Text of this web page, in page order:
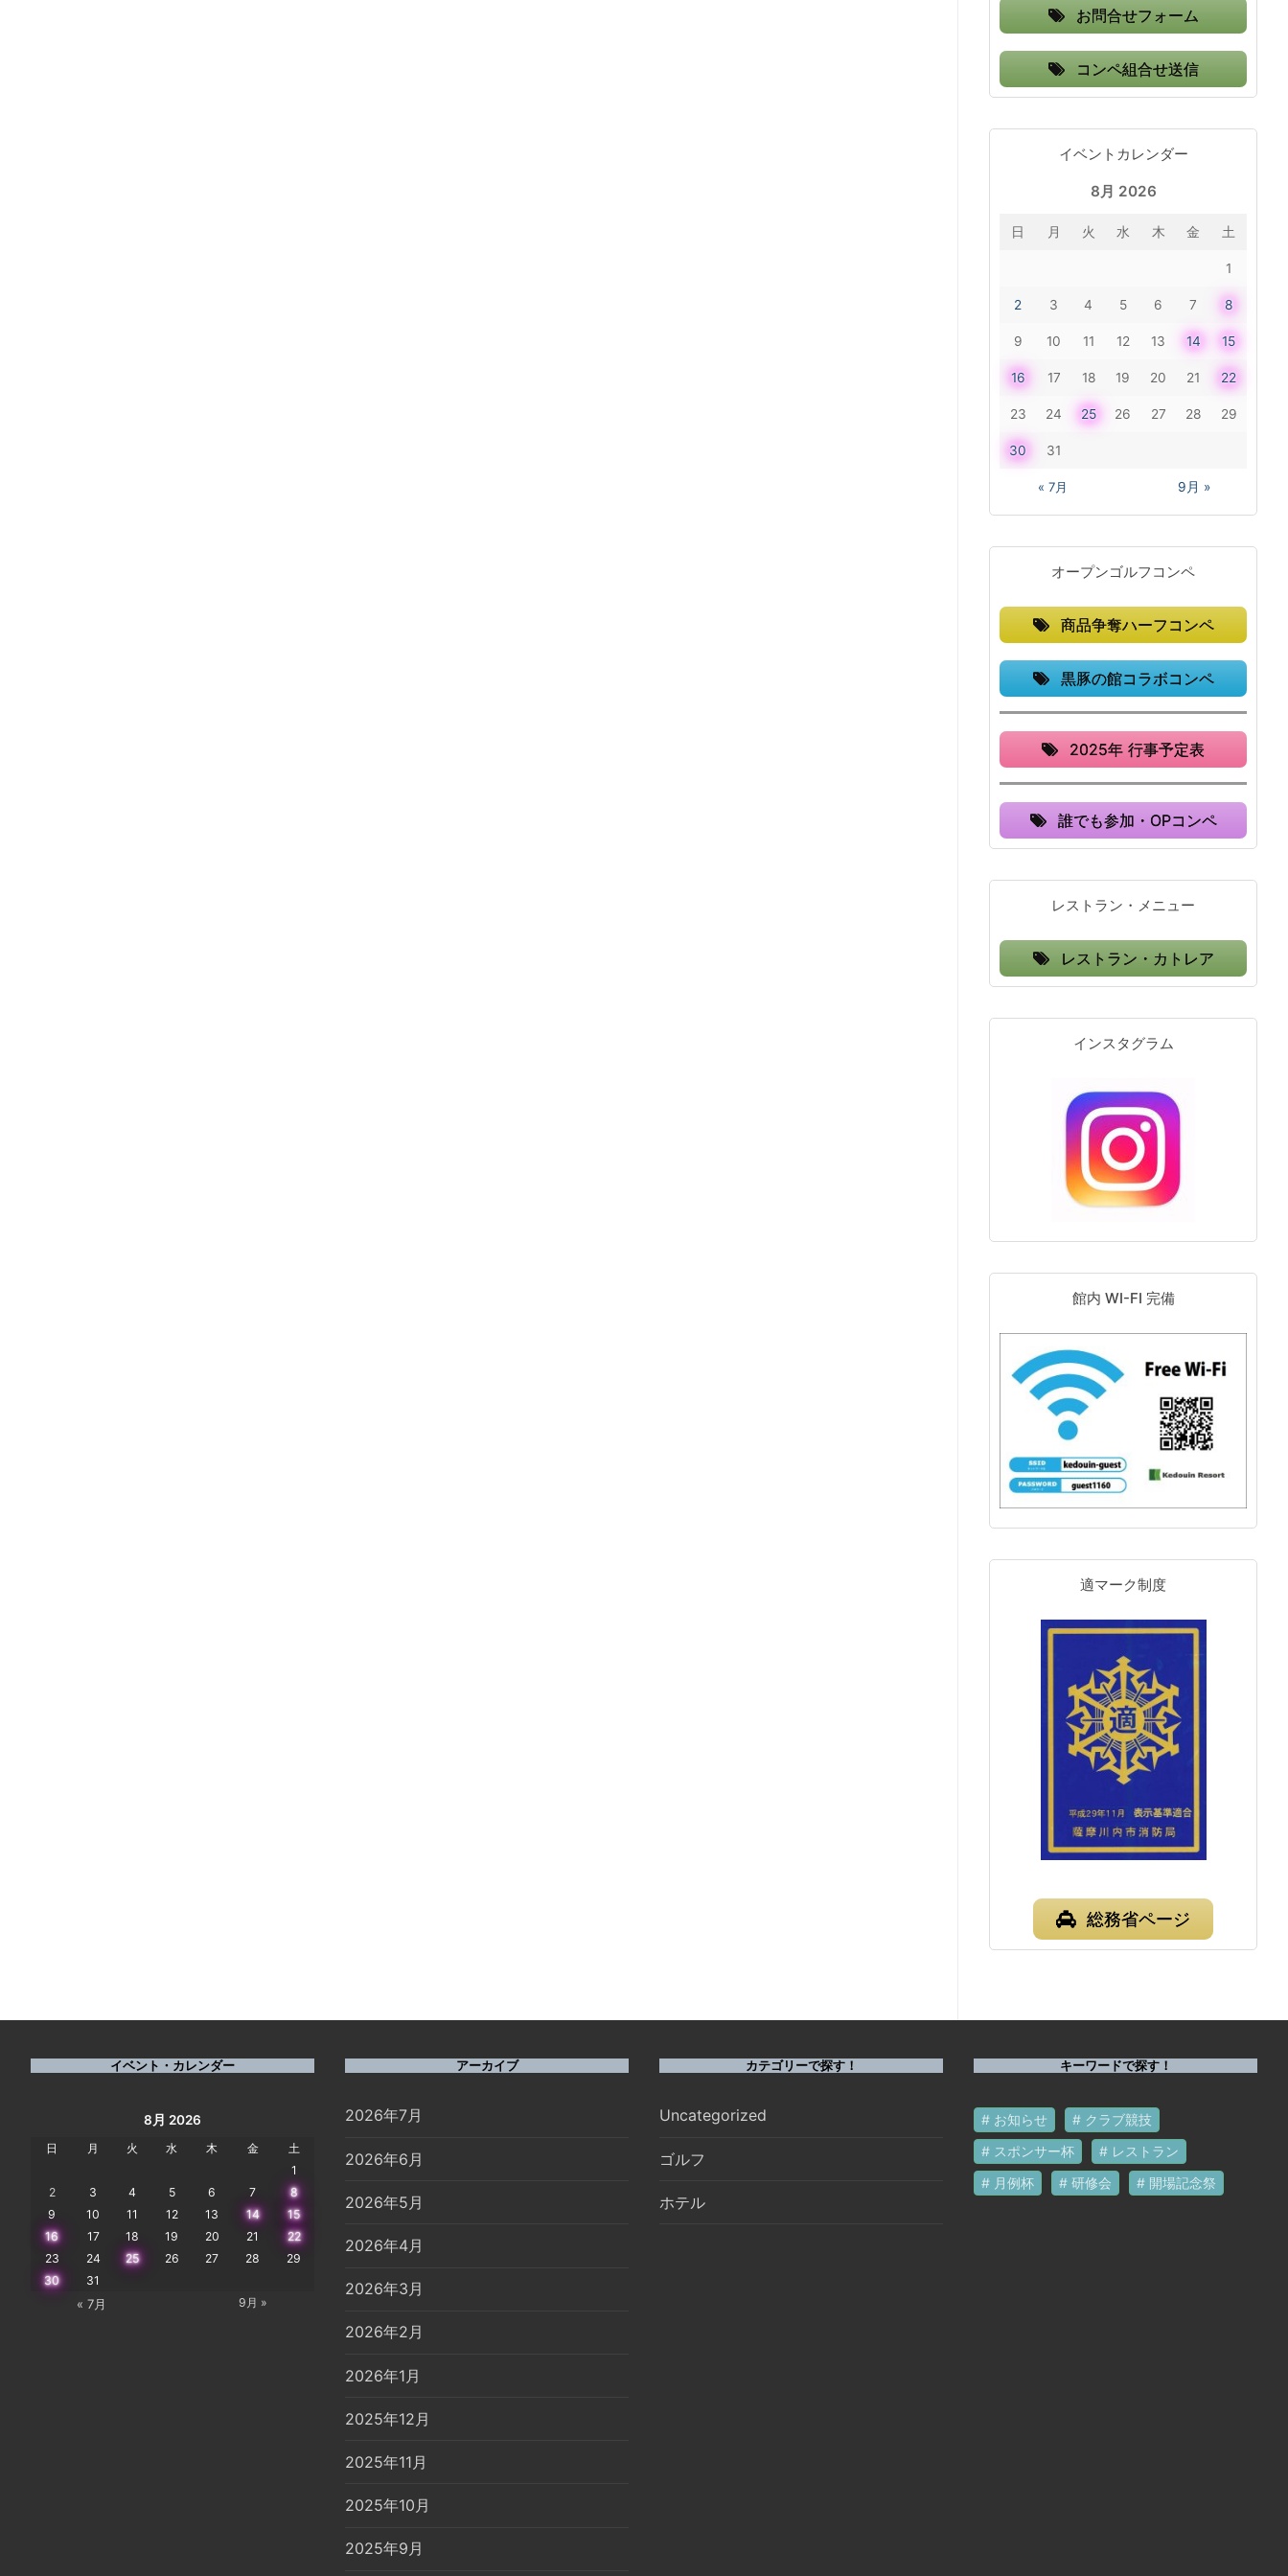
お問合せフォーム
コンペ組合せ送信
イベントカレンダー
8月 2026
日 月 火 水 木 金 土
1
2 3 4 5 6 7 8
9 10 11 12 13 14 15
16 17 18 19 20 21 22
23 24 25 26 27 28 29
30 31
« 7月 9月 »
オープンゴルフコンペ
商品争奪ハーフコンペ
黒豚の館コラボコンペ
2025年 行事予定表
誰でも参加・OPコンペ
レストラン・メニュー
レストラン・カトレア
インスタグラム
館内 WI-FI 完備
適マーク制度
総務省ページ
イベント・カレンダー
8月 2026
日 月 火 水 木 金
土
1
2
3 4 5 6 7
8
9
10 11 12 13 14
15
16
17 18 19 20 21
22
23
24 25 26 27 28
29
30
31
« 7月 9月 »
アーカイブ
2026年7月
2026年6月
2026年5月
2026年4月
2026年3月
2026年2月
2026年1月
2025年12月
2025年11月
2025年10月
2025年9月
カテゴリーで探す！
Uncategorized
ゴルフ
ホテル
キーワードで探す！
お知らせ
クラブ競技
スポンサー杯
レストラン
月例杯
研修会 開場記念祭